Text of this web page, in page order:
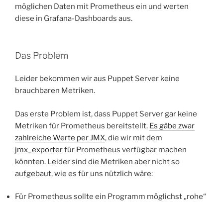
möglichen Daten mit Prometheus ein und werten
diese in Grafana-Dashboards aus.
Das Problem
Leider bekommen wir aus Puppet Server keine
brauchbaren Metriken.
Das erste Problem ist, dass Puppet Server gar keine
Metriken für Prometheus bereitstellt. Es gäbe zwar
zahlreiche Werte per JMX, die wir mit dem
jmx_exporterfür Prometheus verfügbar machen
könnten. Leider sind die Metriken aber nicht so
aufgebaut, wie es für uns nützlich wäre:
Für Prometheus sollte ein Programm möglichst „rohe“